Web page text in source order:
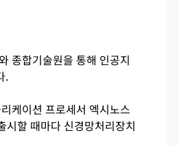
종합기술원을 통해 인공지
.
케이션 프로세서 엑시노스
할 때마다 신경망처리장치